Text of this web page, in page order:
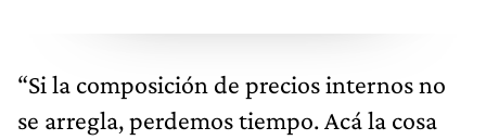
“Si la composición de precios internos no
se arregla, perdemos tiempo. Acá la cosa